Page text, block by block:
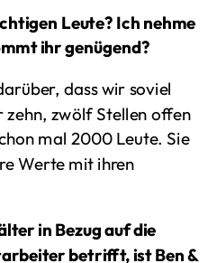
Leute? Ich nehme
ihr genügend?
dass wir soviel
zehn, zwölf Stellen offen
mal 2000 Leute. Sie
Werte mit ihren
in Bezug auf die
betrifft, ist Ben &